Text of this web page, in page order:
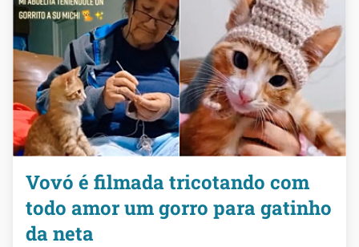
Vovó é filmada tricotando com
todo amor um gorro para gatinho
da neta